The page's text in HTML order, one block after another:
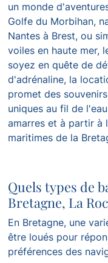
un monde
Golfe du Morbihan,
Nantes à Brest, ou
voiles en haute mer,
soyez en quête de
d'adrénaline, la
promet des
uniques au fil de
amarres et à partir à
maritimes de la
Quels types de
Bretagne, La
En Bretagne, une
être loués pour
préférences des